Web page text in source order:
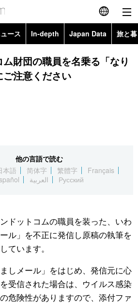
English
简体字
Русский
ース In-depth Japan Data 旅と
Topics
財団の職員を名乗る「なり
注意ください
他の言語で読む
本語 简体字 繁體字
Français
العربية Русский
ドットコムの職員を装った、いわ
ル」を不正に発信し原稿の執筆を
ています。
しメール」をはじめ、発信元に心
受信された場合は、ウイルス感染
危険性がありますので、添付ファ